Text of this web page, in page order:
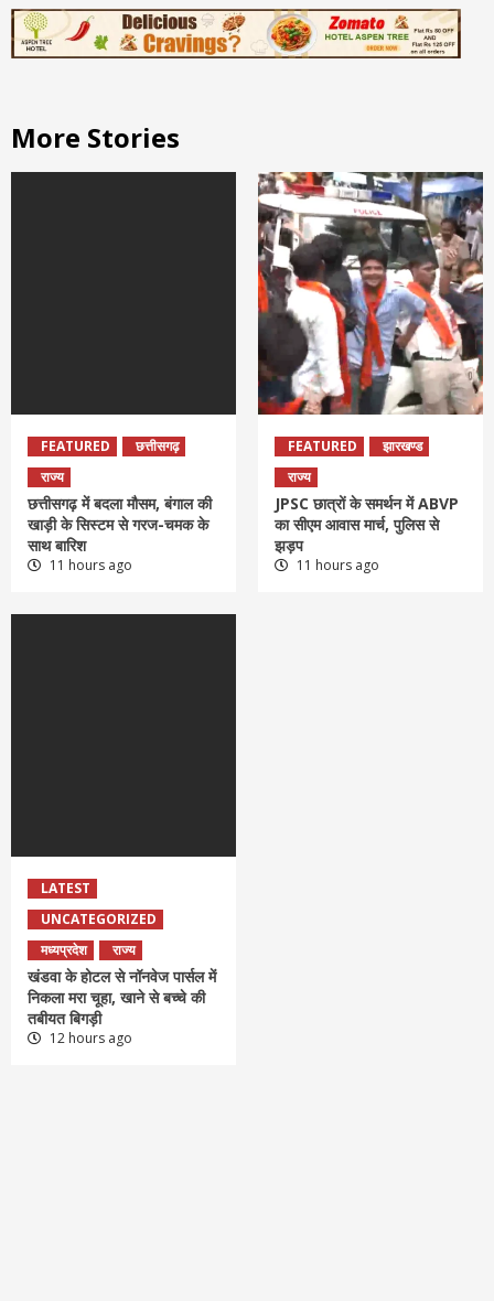
More Stories
FEATURED
छत्तीसगढ़
राज्य
छत्तीसगढ़ में बदला मौसम, बंगाल की
खाड़ी के सिस्टम से गरज-चमक के
साथ बारिश
11 hours ago
FEATURED
झारखण्ड
राज्य
JPSC छात्रों के समर्थन में ABVP
का सीएम आवास मार्च, पुलिस से
झड़प
11 hours ago
LATEST
UNCATEGORIZED
मध्यप्रदेश
राज्य
खंडवा के होटल से नॉनवेज पार्सल में
निकला मरा चूहा, खाने से बच्चे की
तबीयत बिगड़ी
12 hours ago